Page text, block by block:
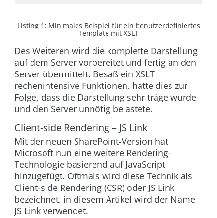
Listing 1: Minimales Beispiel für ein benutzerdefiniertes
Template mit XSLT
Des Weiteren wird die komplette Darstellung
auf dem Server vorbereitet und fertig an den
Server übermittelt. Besaß ein XSLT
rechenintensive Funktionen, hatte dies zur
Folge, dass die Darstellung sehr träge wurde
und den Server unnötig belastete.
Client-side Rendering – JS Link
Mit der neuen SharePoint-Version hat
Microsoft nun eine weitere Rendering-
Technologie basierend auf JavaScript
hinzugefügt. Oftmals wird diese Technik als
Client-side Rendering (CSR) oder JS Link
bezeichnet, in diesem Artikel wird der Name
JS Link verwendet.